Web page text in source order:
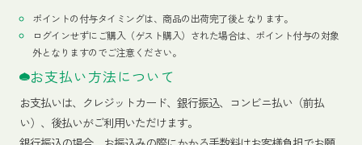
ポイントの付与タイミングは、商品の出荷完了後となります。
ログインせずにご購入（ゲスト購入）された場合は、ポイント付与の対象
外となりますのでご注意ください。
お支払い方法について
お支払いは、クレジットカード、銀行振込、コンビニ払い（前払
い）、後払いがご利用いただけます。